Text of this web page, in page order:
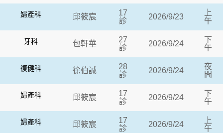
婦產科 邱筱宸
17
診
2026/9/23
上
午
牙科 包軒華
27
診
2026/9/24
下
午
復健科 徐伯誠
28
診
2026/9/24
夜
間
婦產科 邱筱宸
17
診
2026/9/24
下
午
婦產科 邱筱宸
17
診
2026/9/24
上
午